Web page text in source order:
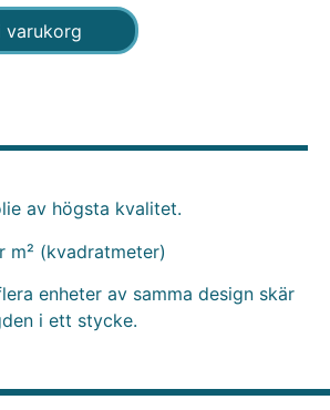
varukorg
av högsta kvalitet.
m² (kvadratmeter)
enheter av samma design skär
i ett stycke.